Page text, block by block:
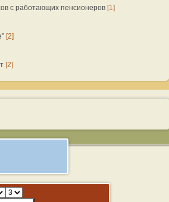
с работающих пенсионеров [1]
[2]
[2]